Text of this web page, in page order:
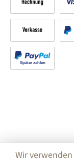
Vorkasse
Rechnung
Wir